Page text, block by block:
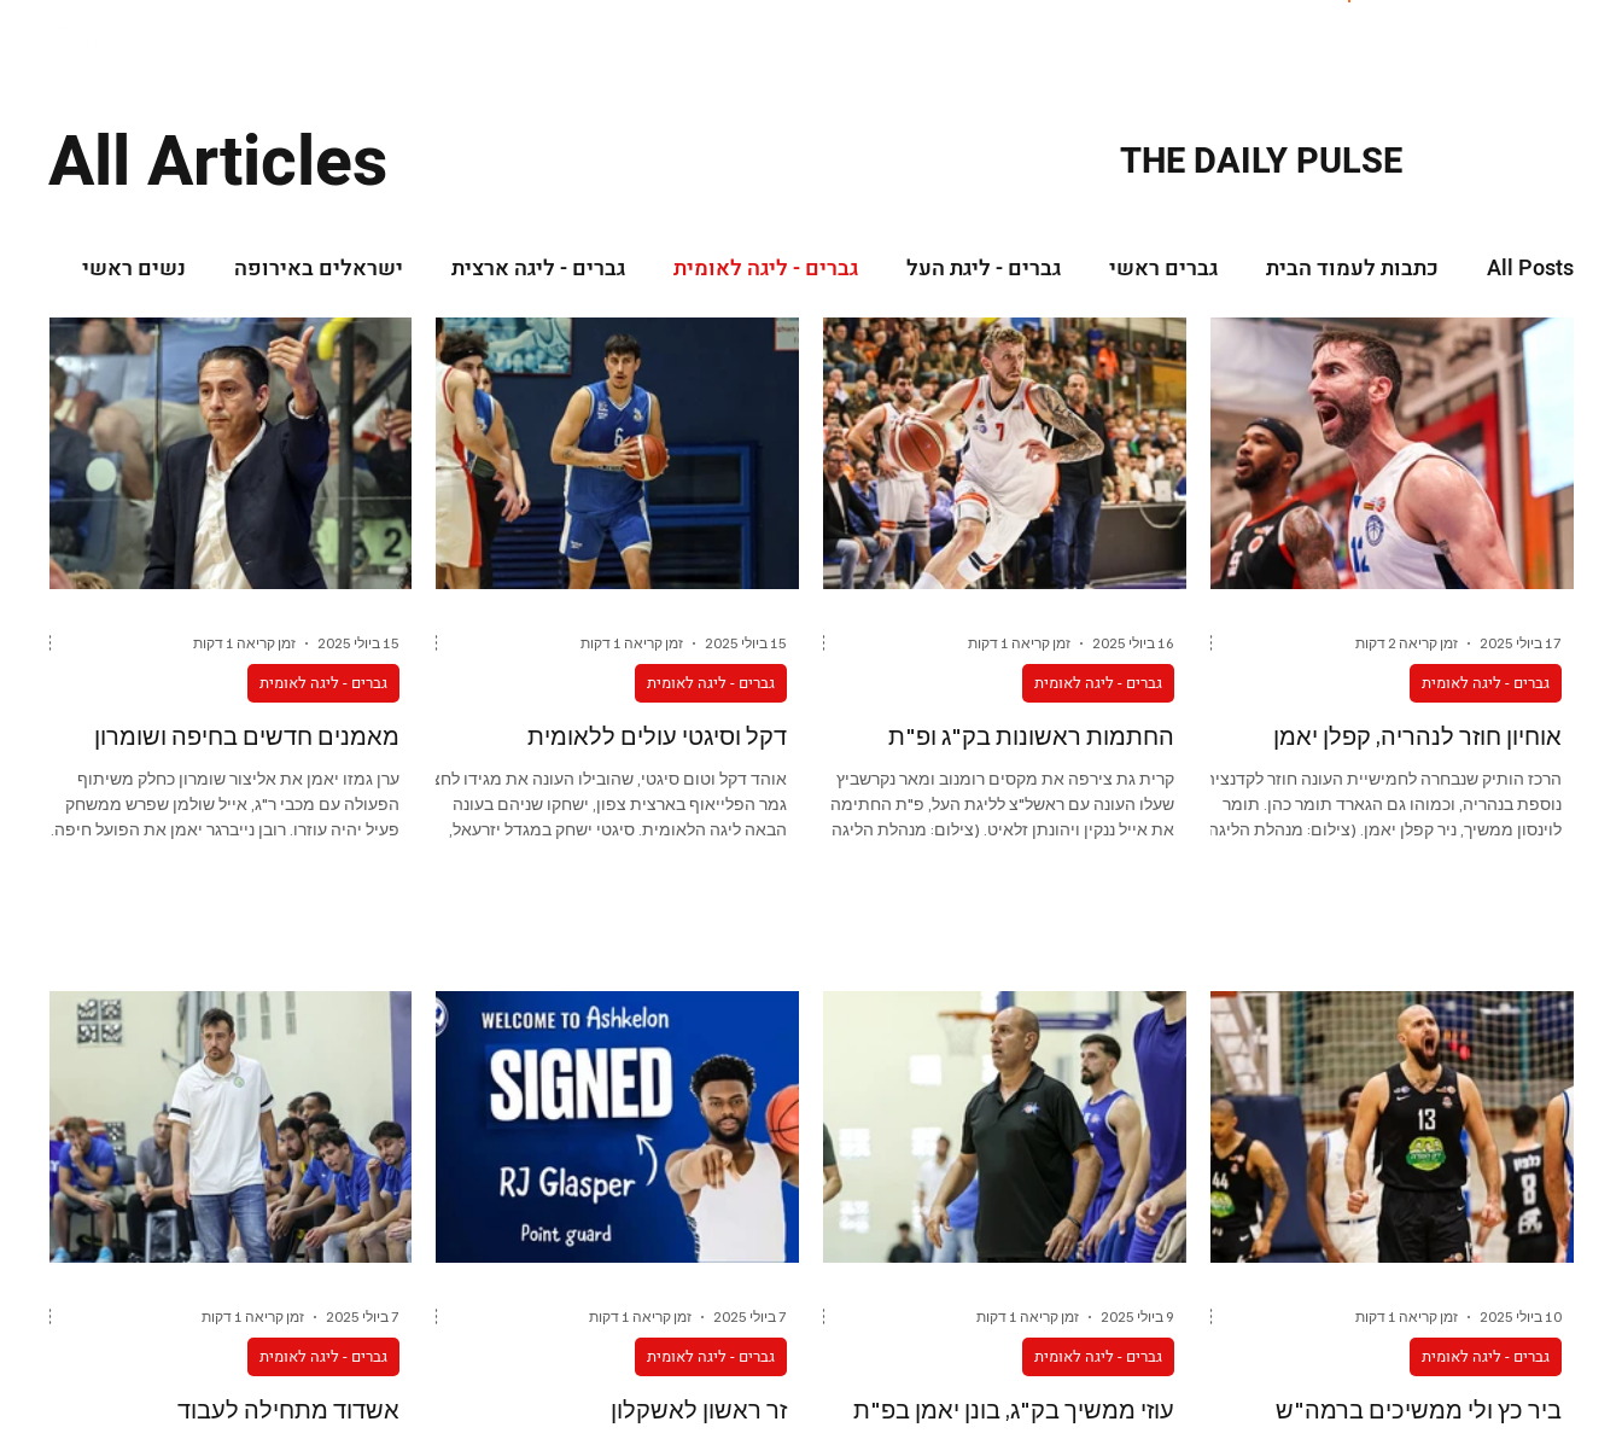
All Articles THE DAILY PULSE
All Posts כתבות לעמוד הבית גברים ראשי גברים - ליגת העל גברים - ליגה לאומית גברים - ליגה ארצית ישראלים באירופה נשים ראשי
נשים - ליגת העל נשים - ליגה לאומית ישראליות באירופה קבוצות באירופה ליגות נמוכות נוער ראשי נוער - נוער נוער - נערות
נוער - נערים תיכונים תיכונות נבחרות ראשי נבחרות גברים נבחרות נשים נבחרות פראלימפי נבחרות 3X3 גילאים צעירים
נבחרות צעירות בנים נבחרות צעירות בנות אגף ההיסטוריה NBA
אוחיון חוזר לנהריה, קפלן יאמן
הרכז הותיק שנבחרה לחמישיית העונה חוזר לקדנציה
נוספת בנהריה, וכמוהו גם הגארד תומר כהן. תומר
לוינסון ממשיך, ניר קפלן יאמן. (צילום: מנהלת הליגה
גברים - ליגה לאומית
17 ביולי 2025 זמן קריאה 2 דקות
החתמות ראשונות בק"ג ופ"ת
קרית גת צירפה את מקסים רומנוב ומאר נקרשביץ
שעלו העונה עם ראשל"צ לליגת העל, פ"ת החתימה
את אייל ננקין ויהונתן זלאיט. (צילום: מנהלת הליגה
גברים - ליגה לאומית
16 ביולי 2025 זמן קריאה 1 דקות
דקל וסיגטי עולים ללאומית
אוהד דקל וטום סיגטי, שהובילו העונה את מגידו לחצי
גמר הפלייאוף בארצית צפון, ישחקו שניהם בעונה
הבאה ליגה הלאומית. סיגטי ישחק במגדל יזרעאל,
גברים - ליגה לאומית
15 ביולי 2025 זמן קריאה 1 דקות
מאמנים חדשים בחיפה ושומרון
ערן גמזו יאמן את אליצור שומרון כחלק משיתוף
הפעולה עם מכבי ר"ג, אייל שולמן שפרש ממשחק
פעיל יהיה עוזרו. רובן נייברגר יאמן את הפועל חיפה.
גברים - ליגה לאומית
15 ביולי 2025 זמן קריאה 1 דקות
ביר כץ ולי ממשיכים ברמה"ש
גברים - ליגה לאומית
10 ביולי 2025 זמן קריאה 1 דקות
עוזי ממשיך בק"ג, בונן יאמן בפ"ת
גברים - ליגה לאומית
9 ביולי 2025 זמן קריאה 1 דקות
זר ראשון לאשקלון
גברים - ליגה לאומית
7 ביולי 2025 זמן קריאה 1 דקות
אשדוד מתחילה לעבוד
גברים - ליגה לאומית
7 ביולי 2025 זמן קריאה 1 דקות